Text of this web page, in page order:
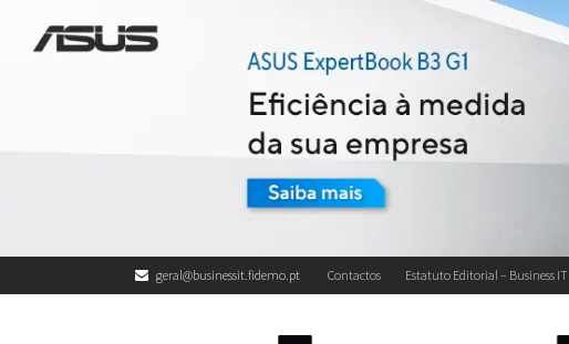
geral@businessit.fidemo.pt Contactos Estatuto Editorial – Business IT